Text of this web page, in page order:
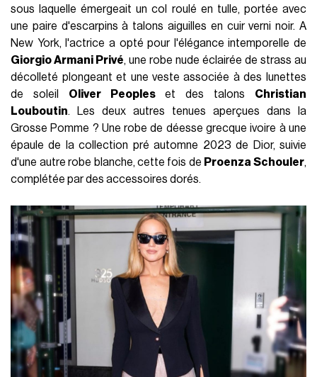
sous laquelle émergeait un col roulé en tulle, portée avec
une paire d'escarpins à talons aiguilles en cuir verni noir. A
New York, l'actrice a opté pour l'élégance intemporelle de
Giorgio Armani Privé, une robe nude éclairée de strass au
décolleté plongeant et une veste associée à des lunettes
de soleil Oliver Peopleset des talons Christian
Louboutin. Les deux autres tenues aperçues dans la
Grosse Pomme ? Une robe de déesse grecque ivoire à une
épaule de la collection pré automne 2023 de Dior, suivie
d'une autre robe blanche, cette fois de Proenza Schouler,
complétée par des accessoires dorés.